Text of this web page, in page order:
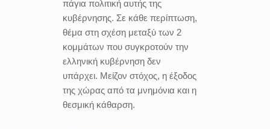
πάγια πολιτική αυτής της
κυβέρνησης. Σε κάθε περίπτωση,
θέμα στη σχέση μεταξύ των 2
κομμάτων που συγκροτούν την
ελληνική κυβέρνηση δεν
υπάρχει. Μείζον στόχος, η έξοδος
της χώρας από τα μνημόνια και η
θεσμική κάθαρση.